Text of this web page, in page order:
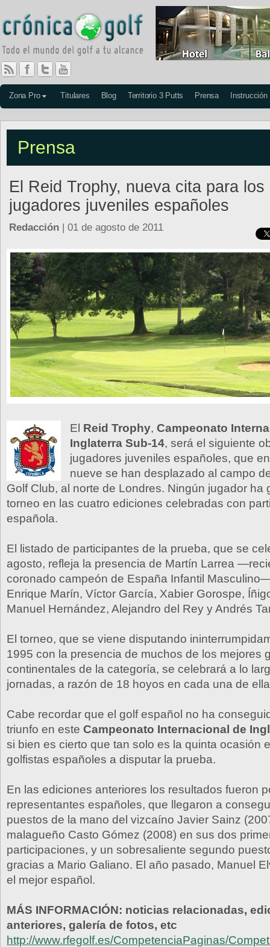
Zona Pro Titulares Blog Territorio 3 Putts Prensa Instrucción
Prensa
El Reid Trophy, nueva cita para los
jugadores juveniles españoles
Redacción | 01 de agosto de 2011
El Reid Trophy, Campeonato
Inglaterra Sub-14, será el siguiente
jugadores juveniles españoles, que
nueve se han desplazado al campo
Golf Club, al norte de Londres. Ningún jugador ha
torneo en las cuatro ediciones celebradas con
española.
El listado de participantes de la prueba, que se
agosto, refleja la presencia de Martín Larrea
coronado campeón de España Infantil
Enrique Marín, Víctor García, Xabier Gorospe,
Manuel Hernández, Alejandro del Rey y Andrés
El torneo, que se viene disputando
1995 con la presencia de muchos de los mejores
continentales de la categoría, se celebrará a lo
jornadas, a razón de 18 hoyos en cada una de
Cabe recordar que el golf español no ha
triunfo en este Campeonato Internacional de
si bien es cierto que tan solo es la quinta ocasión
golfistas españoles a disputar la prueba.
En las ediciones anteriores los resultados fueron
representantes españoles, que llegaron a
puestos de la mano del vizcaíno Javier Sainz
malagueño Casto Gómez (2008) en sus dos
participaciones, y un sobresaliente segundo
gracias a Mario Galiano. El año pasado, Manuel
el mejor español.
MÁS INFORMACIÓN: noticias relacionadas,
anteriores, galería de fotos, etc
http://www.rfegolf.es/CompetenciaPaginas/